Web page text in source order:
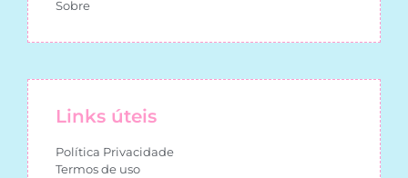
Sobre
Links úteis
Política Privacidade
Termos de uso